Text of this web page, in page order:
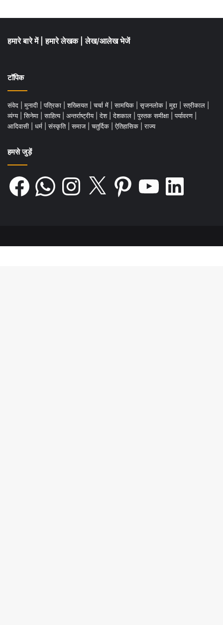
हमारे बारे में हमारे लेखक लेख/आलेख भेजें
टॉपिक
संवेद मुनादी पत्रिका शख्सियत चर्चा में सामयिक सृजनलोक मुद्दा स्त्रीकाल
व्यंग्य
सिनेमा साहित्य अन्तर्राष्ट्रीय देश देशकाल पुस्तक समीक्षा पर्यावरण
आदिवासी
धर्म संस्कृति समाज चतुर्दिक ऐतिहासिक राज्य
हमसे जुड़ें
Facebook WhatsAppInstagram Pinterest LinkedIn